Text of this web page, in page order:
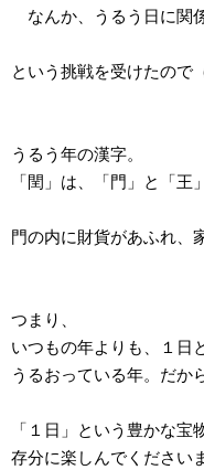
なんか、うるう日に関
という挑戦を受けたので
うるう年の漢字。
「閏」は、「門」と「王
門の内に財貨があふれ、
つまり、
いつもの年よりも、１日
うるおっている年。だか
「１日」という豊かな宝
存分に楽しんでください